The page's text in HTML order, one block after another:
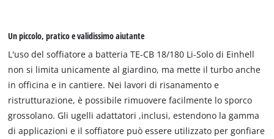
Un piccolo, pratico e validissimo aiutante
L'uso del soffiatore a batteria TE-CB 18/180 Li-Solo di Einhell
non si limita unicamente al giardino, ma mette il turbo anche
in officina e in cantiere. Nei lavori di risanamento e
ristrutturazione, è possibile rimuovere facilmente lo sporco
grossolano. Gli ugelli adattatori ,inclusi, estendono la gamma
di applicazioni e il soffiatore può essere utilizzato per gonfiare